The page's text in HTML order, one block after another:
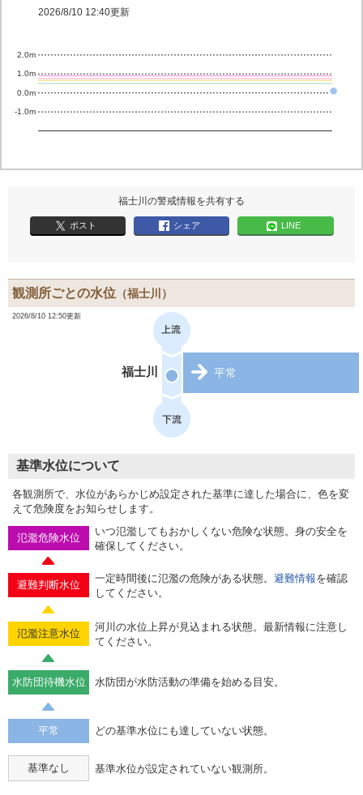
2026/8/10 12:40更新
-1.0m
0.0m
1.0m
2.0m
福士川の警戒情報を共有する
ポスト シェア LINE
観測所ごとの水位 （福士川）
2026/8/10 12:50更新
福士川 平常
基準水位について
各観測所で、水位があらかじめ設定された基準に達した場合に、色を変
えて危険度をお知らせします。
氾濫危険水位
いつ氾濫してもおかしくない危険な状態。身の安全を
確保してください。
避難判断水位
一定時間後に氾濫の危険がある状態。 避難情報を確認
してください。
氾濫注意水位
河川の水位上昇が見込まれる状態。最新情報に注意し
てください。
水防団待機水位 水防団が水防活動の準備を始める目安。
平常 どの基準水位にも達していない状態。
基準なし 基準水位が設定されていない観測所。